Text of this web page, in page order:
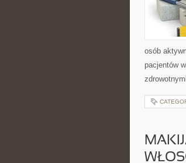
osób
pacjentów